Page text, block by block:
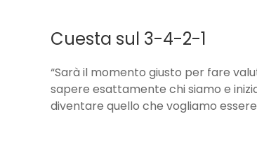
Cuesta sul 3-4-2-1
“Sarà il momento giusto per fare
sapere esattamente chi siamo e
diventare quello che vogliamo